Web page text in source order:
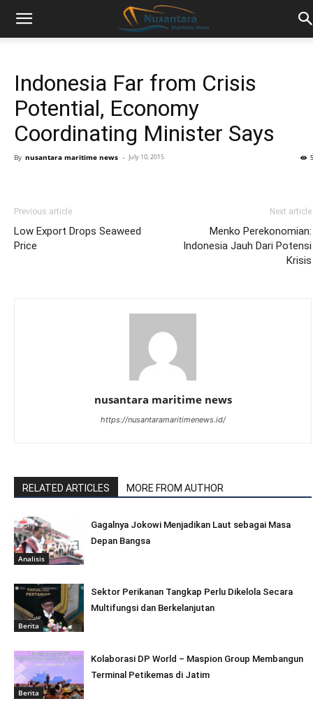
Indonesia Far from Crisis
Potential, Economy
Coordinating Minister Says
By nusantara maritime news - July 10, 2015
Previous article
Low Export Drops Seaweed
Price
Next article
Menko Perekonomian:
Indonesia Jauh Dari Potensi
Krisis
nusantara maritime news
https://nusantaramaritimenews.id/
RELATED ARTICLES MORE FROM AUTHOR
Analisis
Gagalnya Jokowi Menjadikan Laut sebagai Masa
Depan Bangsa
Berita
Sektor Perikanan Tangkap Perlu Dikelola Secara
Multifungsi dan Berkelanjutan
Berita
Kolaborasi DP World – Maspion Group Membangun
Terminal Petikemas di Jatim